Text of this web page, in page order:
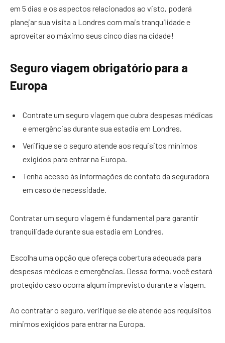
em 5 dias e os aspectos relacionados ao visto, poderá
planejar sua visita a Londres com mais tranquilidade e
aproveitar ao máximo seus cinco dias na cidade!
Seguro viagem obrigatório para a
Europa
Contrate um seguro viagem que cubra despesas médicas
e emergências durante sua estadia em Londres.
Verifique se o seguro atende aos requisitos mínimos
exigidos para entrar na Europa.
Tenha acesso às informações de contato da seguradora
em caso de necessidade.
Contratar um seguro viagem é fundamental para garantir
tranquilidade durante sua estadia em Londres.
Escolha uma opção que ofereça cobertura adequada para
despesas médicas e emergências. Dessa forma, você estará
protegido caso ocorra algum imprevisto durante a viagem.
Ao contratar o seguro, verifique se ele atende aos requisitos
mínimos exigidos para entrar na Europa.